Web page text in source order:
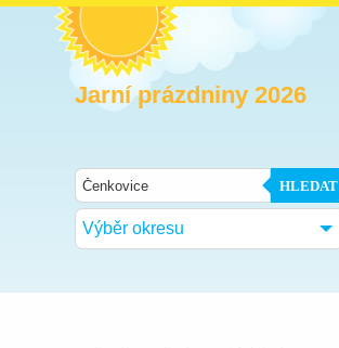
Jarní prázdniny 2026
HLEDAT
Výběr okresu